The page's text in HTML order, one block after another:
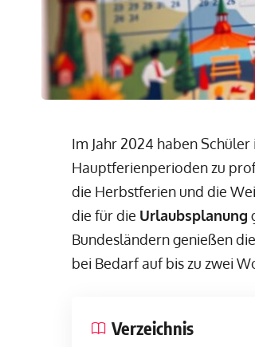
Im Jahr 2024 haben Schüler
Hauptferienperioden zu
die Herbstferien und die
die für die Urlaubsplanung
Bundesländern genießen
bei Bedarf auf bis zu zwei
Verzeichnis